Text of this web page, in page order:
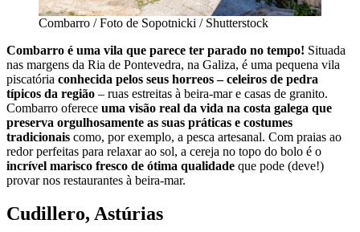
Combarro / Foto de Sopotnicki / Shutterstock
Combarro é uma vila que parece ter parado no tempo! Situada
nas margens da Ria de Pontevedra, na Galiza, é uma pequena vila
piscatória conhecida pelos seus horreos – celeiros de pedra
típicos da região – ruas estreitas à beira-mar e casas de granito.
Combarro oferece uma visão real da vida na costa galega que
preserva orgulhosamente as suas práticas e costumes
tradicionais como, por exemplo, a pesca artesanal. Com praias ao
redor perfeitas para relaxar ao sol, a cereja no topo do bolo é o
incrível marisco fresco de ótima qualidade que pode (deve!)
provar nos restaurantes à beira-mar.
Cudillero, Astúrias